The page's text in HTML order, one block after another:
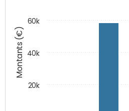
Montants (€)
20k
40k
60k